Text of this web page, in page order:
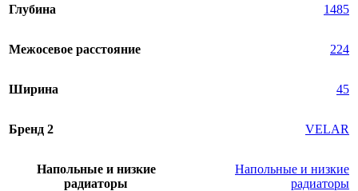
Глубина 1485
Межосевое расстояние 224
Ширина 45
Бренд 2 VELAR
Напольные и низкие
радиаторы
Напольные и низкие
радиаторы